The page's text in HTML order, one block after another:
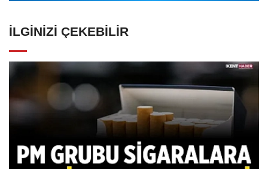
İLGINIZI ÇEKEBILIR